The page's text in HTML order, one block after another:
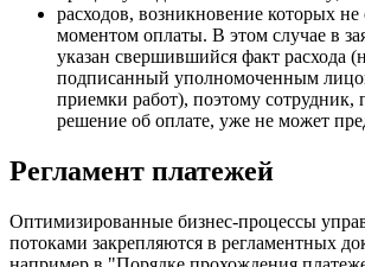
расходов, возникновение которых не
моментом оплаты. В этом случае в
указан свершившийся факт расхода
подписанный уполномоченным
приемки работ), поэтому
решение об оплате, уже не может
Регламент платежей
Оптимизированные бизнес-процессы
потоками закрепляются в регламентных